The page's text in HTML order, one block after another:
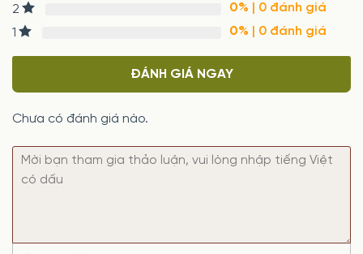
2
0% | 0 đánh giá
1
0% | 0 đánh giá
ĐÁNH GIÁ NGAY
Chưa có đánh giá nào.